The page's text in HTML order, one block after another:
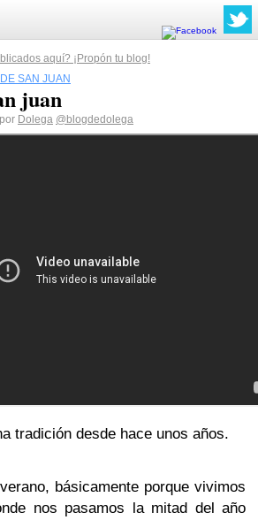
aquí? ¡Propón tu blog!
SAN JUAN
juan
Dolega @blogdedolega
tradición desde hace unos años.
básicamente porque vivimos
nos pasamos la mitad del año